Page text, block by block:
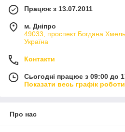
Працює з 13.07.2011
м. Дніпро
49033, проспект Богдана
Україна
Контакти
Сьогодні працює з 09:00 до
Показати весь графік роботи
Про нас